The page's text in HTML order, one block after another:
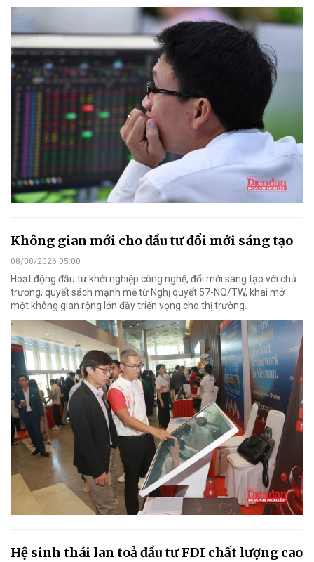
Không gian mới cho đầu tư đổi mới sáng tạo
08/08/2026 05:00
Hoạt động đầu tư khởi nghiệp công nghệ, đổi mới sáng tạo với chủ
trương, quyết sách mạnh mẽ từ Nghị quyết 57-NQ/TW, khai mở
một không gian rộng lớn đầy triển vọng cho thị trường.
Hệ sinh thái lan toả đầu tư FDI chất lượng cao